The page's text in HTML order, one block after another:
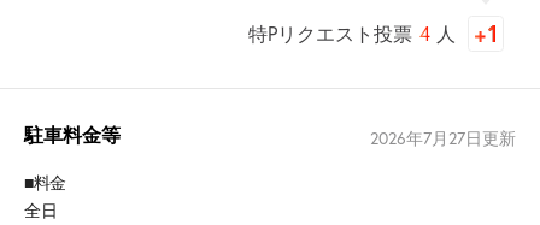
特Pリクエスト投票 4 人
駐車料金等 2026年7月27日更新
■料金
全日